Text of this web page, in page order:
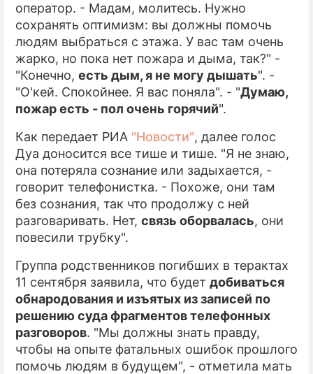
оператор. - Мадам, молитесь. Нужно
сохранять оптимизм: вы должны помочь
людям выбраться с этажа. У вас там очень
жарко, но пока нет пожара и дыма, так?" -
"Конечно, есть дым, я не могу дышать". -
"О'кей. Спокойнее. Я вас поняла". - "Думаю,
пожар есть - пол очень горячий".
Как передает РИА "Новости", далее голос
Дуа доносится все тише и тише. "Я не знаю,
она потеряла сознание или задыхается, -
говорит телефонистка. - Похоже, они там
без сознания, так что продолжу с ней
разговаривать. Нет, связь оборвалась, они
повесили трубку".
Группа родственников погибших в терактах
11 сентября заявила, что будет добиваться
обнародования и изъятых из записей по
решению суда фрагментов телефонных
разговоров. "Мы должны знать правду,
чтобы на опыте фатальных ошибок прошлого
помочь людям в будущем", - отметила мать